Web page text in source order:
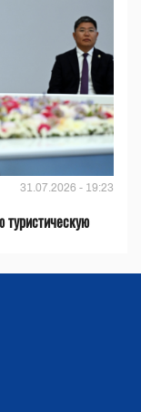
31.07.2026 - 19:23